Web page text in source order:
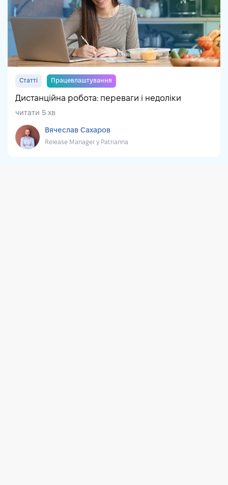
Статті Працевлаштування
Дистанційна робота: переваги і недоліки
читати 5 хв
Вячеслав Сахаров
Release Manager у Patrianna